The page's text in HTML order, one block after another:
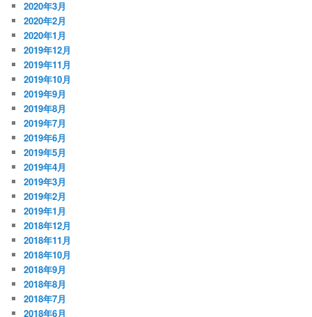
2020年3月
2020年2月
2020年1月
2019年12月
2019年11月
2019年10月
2019年9月
2019年8月
2019年7月
2019年6月
2019年5月
2019年4月
2019年3月
2019年2月
2019年1月
2018年12月
2018年11月
2018年10月
2018年9月
2018年8月
2018年7月
2018年6月